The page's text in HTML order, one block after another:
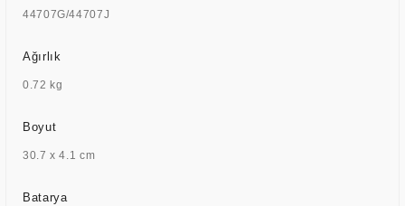
44707G/44707J
Ağırlık
0.72 kg
Boyut
30.7 x 4.1 cm
Batarya